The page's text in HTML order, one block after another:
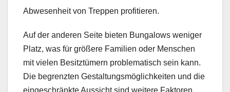
Abwesenheit von Treppen profitieren.
Auf der anderen Seite bieten Bungalows weniger
Platz, was für größere Familien oder Menschen
mit vielen Besitztümern problematisch sein kann.
Die begrenzten Gestaltungsmöglichkeiten und die